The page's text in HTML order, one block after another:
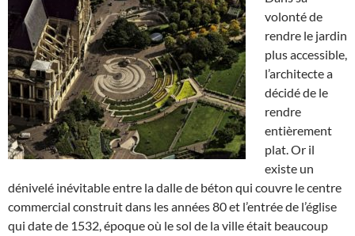
volonté de
rendre le jardin
plus accessible,
l’architecte a
décidé de le
rendre
entièrement
plat. Or il
existe un
dénivelé inévitable entre la dalle de béton qui couvre le centre
commercial construit dans les années 80 et l’entrée de l’église
qui date de 1532, époque où le sol de la ville était beaucoup